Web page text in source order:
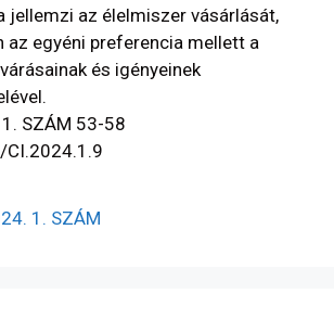
jellemzi az élelmiszer vásárlását,
az egyéni preferencia mellett a
és igényeinek
SZÁM 53-58
CI.2024.1.9
1. SZÁM